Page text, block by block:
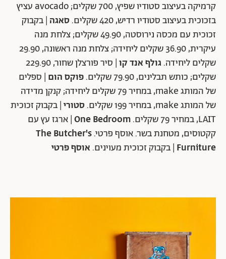
קרמיקה בעיצוב סטודיו שפיץ, 700 שקלים; avocado עציץ
בזכוכית בעיצוב סטודיו רדיש, 420 שקלים.
סאגה | בקבוק
זכוכית עם מכסה נירוסטה, 49.90 שקלים; צלחת מנה
עיקרית, 36.90 שקלים ליחידה; צלחת מנה ראשונה, 29.90
שקלים ליחידה.גולף אנד קו
| סיר פורצלן שחור, 229.90
שקלים; כותש תבלינים, 79.90 שקלים.
פוקס הום | ספלים
של המותג make, במחיר 79 שקלים ליחידה; קנקן מדידה
של המותג make, במחיר 199 שקלים.
סטורי | בקבוק זכוכית
LAIT, במחיר 79 שקלים.
One Bedroom | ארגז עץ עם
קקטוסים, מטחנת בשר. אוסף פרטי.The Butcher's
Furniture | בקבוק זכוכית מעוינים.אוסף פרטי